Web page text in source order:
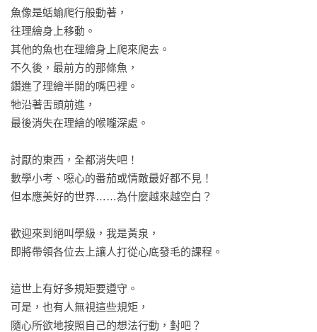
魚像是蛞蝓爬行般動著，
往理繪身上移動。
其他的魚也在理繪身上爬來爬去。
不久後，最前方的那條魚，
鑽進了理繪半開的嘴巴裡。
牠沿著舌頭前進，
最後消失在理繪的喉嚨深處。
討厭的東西，全都消失吧！
數學小考、噁心的番茄或情敵最好都不見！
但本應美好的世界……為什麼越來越空白？
歡迎來到絕叫學級，我是黃泉，
即將帶領各位去上讓人打從心底發毛的課程。
這世上有好多規矩要遵守。
可是，也有人無視這些規矩，
隨心所欲地按照自己的想法行動，對吧？